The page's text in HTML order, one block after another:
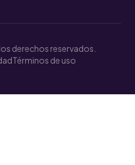
derechos reservados.
Términos de uso